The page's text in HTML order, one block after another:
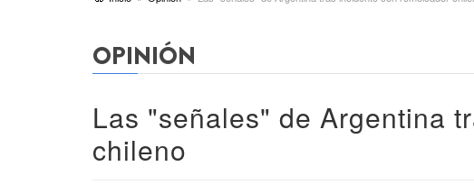
OPINIÓN
Las "señales" de Argentina
chileno